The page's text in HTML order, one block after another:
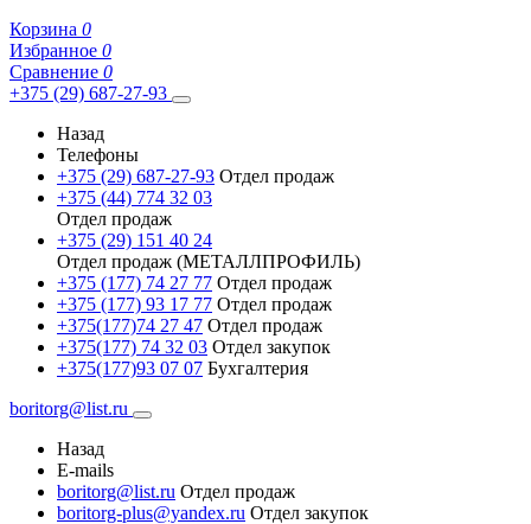
Корзина 0
Избранное 0
Сравнение 0
+375 (29) 687-27-93
Назад
Телефоны
+375 (29) 687-27-93 Отдел продаж
+375 (44) 774 32 03
Отдел продаж
+375 (29) 151 40 24
Отдел продаж (МЕТАЛЛПРОФИЛЬ)
+375 (177) 74 27 77 Отдел продаж
+375 (177) 93 17 77 Отдел продаж
+375(177)74 27 47 Отдел продаж
+375(177) 74 32 03 Отдел закупок
+375(177)93 07 07 Бухгалтерия
boritorg@list.ru
Назад
E-mails
boritorg@list.ru Отдел продаж
boritorg-plus@yandex.ru Отдел закупок